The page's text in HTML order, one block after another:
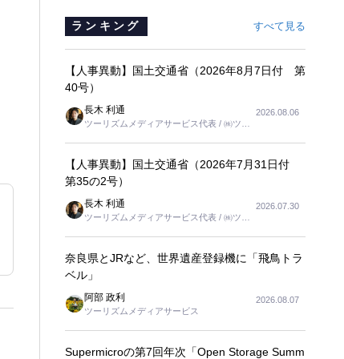
ランキング すべて見る
【人事異動】国土交通省（2026年8月7日付 第
40号）
長木 利通
ツーリズムメディアサービス代表 / ㈱ツー
2026.08.06
【人事異動】国土交通省（2026年7月31日付
第35の2号）
長木 利通
ツーリズムメディアサービス代表 / ㈱ツー
2026.07.30
奈良県とJRなど、世界遺産登録機に「飛鳥トラ
ベル」
阿部 政利
ツーリズムメディアサービス
2026.08.07
Supermicroの第7回年次「Open Storage Summ